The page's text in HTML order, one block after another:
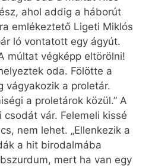
ahol addig a háborút
emlékeztető Ligeti Miklós
ló vontatott egy ágyút.
múltat végképp eltörölni!
oda. Fölötte a
vágyakozik a proletár.
a proletárok közül.” A
vár. Felemeli kissé
nem lehet. „Ellenkezik a
a hit birodalmába
mert ha van egy